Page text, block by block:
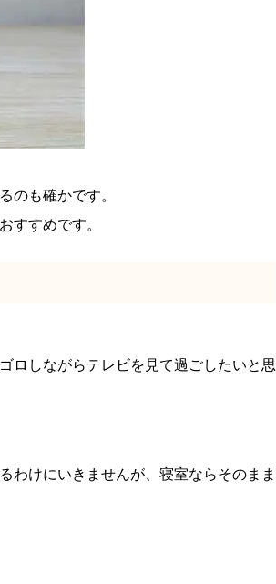
のも確かです。
すすめです。
ロしながらテレビを見て過ごしたいと思
わけにいきませんが、寝室ならそのまま